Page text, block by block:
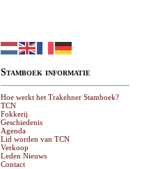
Stamboek informatie
Hoe werkt het Trakehner Stamboek?
TCN
Fokkerij
Geschiedenis
Agenda
Lid worden van TCN
Verkoop
Leden Nieuws
Contact